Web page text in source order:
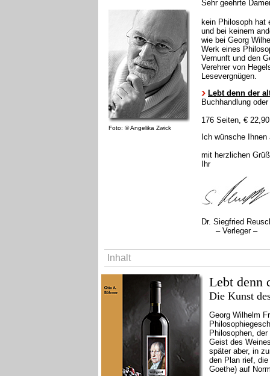
Sehr geehrte
Foto: © Angelika Zwick
kein Philosoph hat
und bei keinem
wie bei Georg
Werk eines
Vernunft und den
Verehrer von
Lesevergnügen.
Lebt denn der
Buchhandlung
176 Seiten, €
Ich wünsche
mit herzlichen
Ihr
Dr. Siegfried
– Verleger –
Inhalt
Lebt denn
Die Kunst
Georg Wilhelm
Philosophen,
Geist des
später aber, in
den Plan rief,
Goethe) auf